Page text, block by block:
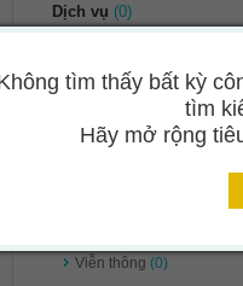
Dịch vụ (0)
Du lịch(0)
Nhà hàng khách sạn (0)
Viễn thông (0)
tìm thấy bất kỳ
tìm
Hãy mở rộng